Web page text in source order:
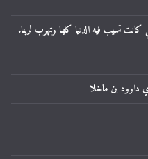
كانت تسيب فيه الدنيا كلها وتهرب لربنا.
داوود بن ماخلا